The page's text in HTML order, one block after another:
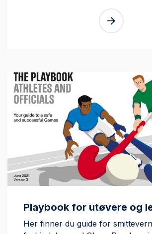
Playbook for utøvere og
Her finner du guide for